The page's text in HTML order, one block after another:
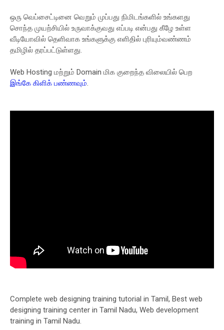
ஒரு வெப்சைட்டினை வெறும் முப்பது நிமிடங்களில் உங்களது
சொந்த முயற்சியில் உருவாக்குவது எப்படி என்பது கீழே உள்ள
வீடியோவில் தெளிவாக உங்களுக்கு எளிதில் புரியும்வண்ணம்
தமிழில் தரப்பட்டுள்ளது.
Web Hosting மற்றும் Domain மிக குறைந்த விலையில் பெற
இங்கே கிளிக் பண்ணவும்.
Complete web designing training tutorial in Tamil, Best web
designing training center in Tamil Nadu, Web development
training in Tamil Nadu.